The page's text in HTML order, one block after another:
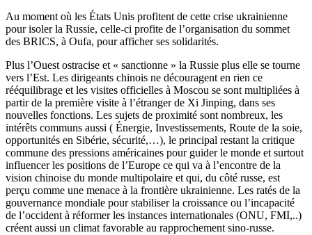
Au moment où les États Unis profitent de cette crise ukrainienne
pour isoler la Russie, celle-ci profite de l’organisation du sommet
des BRICS, à Oufa, pour afficher ses solidarités.
Plus l’Ouest ostracise et « sanctionne » la Russie plus elle se tourne
vers l’Est. Les dirigeants chinois ne découragent en rien ce
rééquilibrage et les visites officielles à Moscou se sont multipliées à
partir de la première visite à l’étranger de Xi Jinping, dans ses
nouvelles fonctions. Les sujets de proximité sont nombreux, les
intérêts communs aussi ( Énergie, Investissements, Route de la soie,
opportunités en Sibérie, sécurité,…), le principal restant la critique
commune des pressions américaines pour guider le monde et surtout
influencer les positions de l’Europe ce qui va à l’encontre de la
vision chinoise du monde multipolaire et qui, du côté russe, est
perçu comme une menace à la frontière ukrainienne. Les ratés de la
gouvernance mondiale pour stabiliser la croissance ou l’incapacité
de l’occident à réformer les instances internationales (ONU, FMI,..)
créent aussi un climat favorable au rapprochement sino-russe.